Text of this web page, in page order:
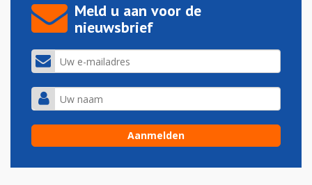
Meld u aan voor de
nieuwsbrief